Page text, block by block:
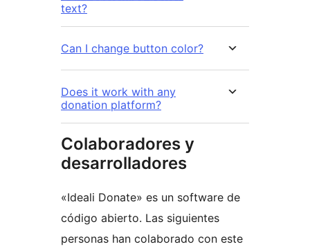
text?
Can I change button color?
Does it work with any
donation platform?
Colaboradores y
desarrolladores
«Ideali Donate» es un software de
código abierto. Las siguientes
personas han colaborado con este